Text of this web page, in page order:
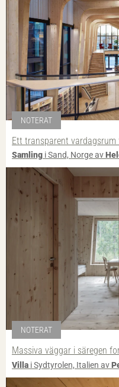
NOTERAT
Ett transparent vardagsrum
Samling i Sand, Norge av
NOTERAT
Massiva väggar i säregen
Villa i Sydtyrolen, Italien av